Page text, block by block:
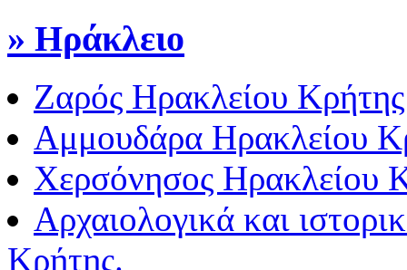
» Ηράκλειο
Ζαρός Ηρακλείου Κρήτης
Αμμουδάρα Ηρακλείου
Χερσόνησος Ηρακλείου
Αρχαιολογικά και
Κρήτης.